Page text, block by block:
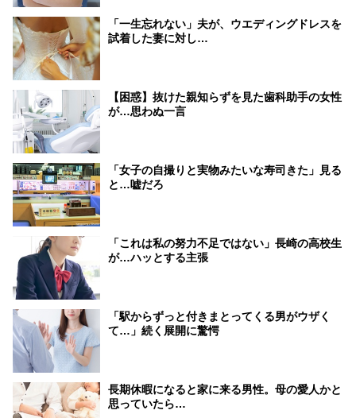
「一生忘れない」夫が、ウエディングドレスを
試着した妻に対し…
【困惑】抜けた親知らずを見た歯科助手の女性
が…思わぬ一言
「女子の自撮りと実物みたいな寿司きた」見る
と…嘘だろ
「これは私の努力不足ではない」長崎の高校生
が…ハッとする主張
「駅からずっと付きまとってくる男がウザく
て…」続く展開に驚愕
長期休暇になると家に来る男性。母の愛人かと
思っていたら…